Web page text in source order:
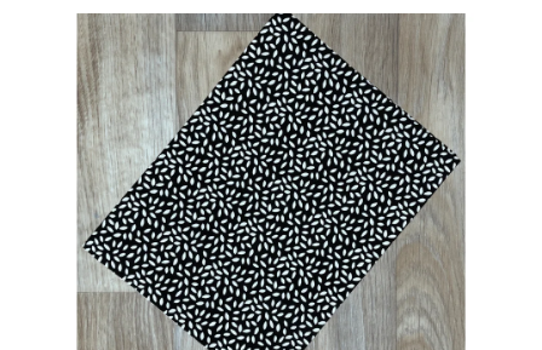
hodnocení
produktu
hvězdiček.